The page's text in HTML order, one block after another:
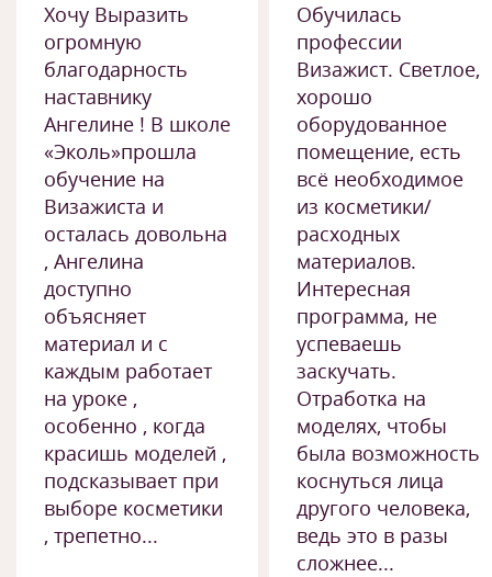
Хочу Выразить
огромную
благодарность
наставнику
Ангелине ! В школе
«Эколь»прошла
обучение на
Визажиста и
осталась довольна
, Ангелина
доступно
объясняет
материал и с
каждым работает
на уроке ,
особенно , когда
красишь моделей ,
подсказывает при
выборе косметики
, трепетно...
Обучилась
профессии
Визажист. Светлое,
хорошо
оборудованное
помещение, есть
всё необходимое
из косметики/
расходных
материалов.
Интересная
программа, не
успеваешь
заскучать.
Отработка на
моделях, чтобы
была возможность
коснуться лица
другого человека,
ведь это в разы
сложнее...